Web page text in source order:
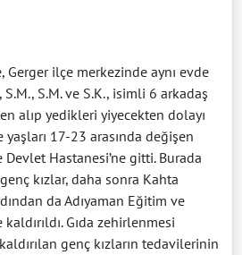
ilçe merkezinde aynı evde
S.M., S.M. ve S.K., isimli 6 arkadaş
alıp yedikleri yiyecekten dolayı
yaşları 17-23 arasında değişen
Devlet Hastanesi’ne gitti. Burada
kızlar, daha sonra Kahta
da Adıyaman Eğitim ve
Gıda zehirlenmesi
genç kızların tedavilerinin